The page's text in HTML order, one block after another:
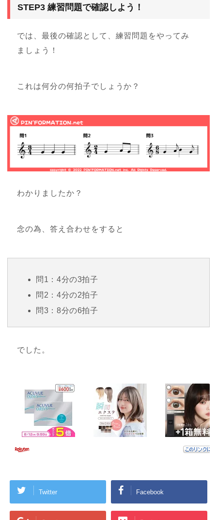
STEP3 練習問題で確認しよう！
では、最後の確認として、練習問題をやってみ
ましょう！
これは何分の何拍子でしょうか？
わかりましたか？
念の為、答え合わせをすると
問1：4分の3拍子
問2：4分の2拍子
問3：8分の6拍子
でした。
Twitter Facebook